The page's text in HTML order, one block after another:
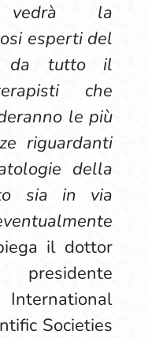
vedrà la
esperti del
da tutto il
che
le più
riguardanti
della
sia in via
il dottor
Societies